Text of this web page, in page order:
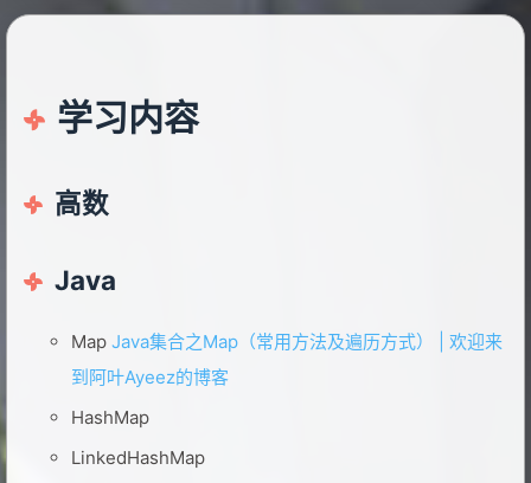
学习内容
高数
Java
Map Java集合之Map（常用方法及遍历方式） | 欢迎来
到阿叶Ayeez的博客
HashMap
LinkedHashMap